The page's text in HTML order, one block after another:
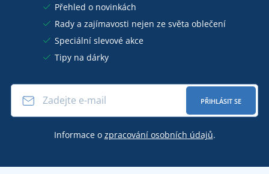
Přehled o novinkách
Rady a zajímavosti nejen ze světa oblečení
Speciální slevové akce
Tipy na dárky
PŘIHLÁSIT SE
Informace o zpracování osobních údajů.